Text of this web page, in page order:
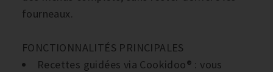
fourneaux.
FONCTIONNALITÉS PRINCIPALES
Recettes guidées via Cookidoo® : vous